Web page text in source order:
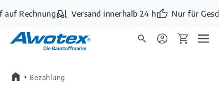
Zum Hauptinhalt springen
auf Rechnung Versand innerhalb 24 h Nur für
Bezahlung